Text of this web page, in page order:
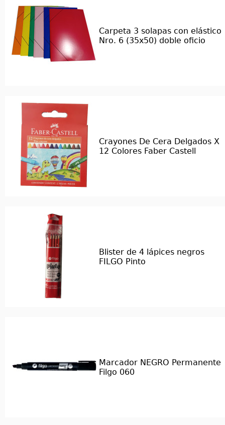
Carpeta 3 solapas con elástico
Nro. 6 (35x50) doble oficio
Crayones De Cera Delgados X
12 Colores Faber Castell
Blister de 4 lápices negros
FILGO Pinto
Marcador NEGRO Permanente
Filgo 060